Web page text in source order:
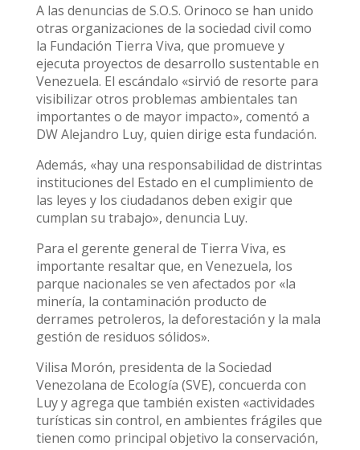
A las denuncias de S.O.S. Orinoco se han unido
otras organizaciones de la sociedad civil como
la Fundación Tierra Viva, que promueve y
ejecuta proyectos de desarrollo sustentable en
Venezuela. El escándalo «sirvió de resorte para
visibilizar otros problemas ambientales tan
importantes o de mayor impacto», comentó a
DW Alejandro Luy, quien dirige esta fundación.
Además, «hay una responsabilidad de distrintas
instituciones del Estado en el cumplimiento de
las leyes y los ciudadanos deben exigir que
cumplan su trabajo», denuncia Luy.
Para el gerente general de Tierra Viva, es
importante resaltar que, en Venezuela, los
parque nacionales se ven afectados por «la
minería, la contaminación producto de
derrames petroleros, la deforestación y la mala
gestión de residuos sólidos».
Vilisa Morón, presidenta de la Sociedad
Venezolana de Ecología (SVE), concuerda con
Luy y agrega que también existen «actividades
turísticas sin control, en ambientes frágiles que
tienen como principal objetivo la conservación,